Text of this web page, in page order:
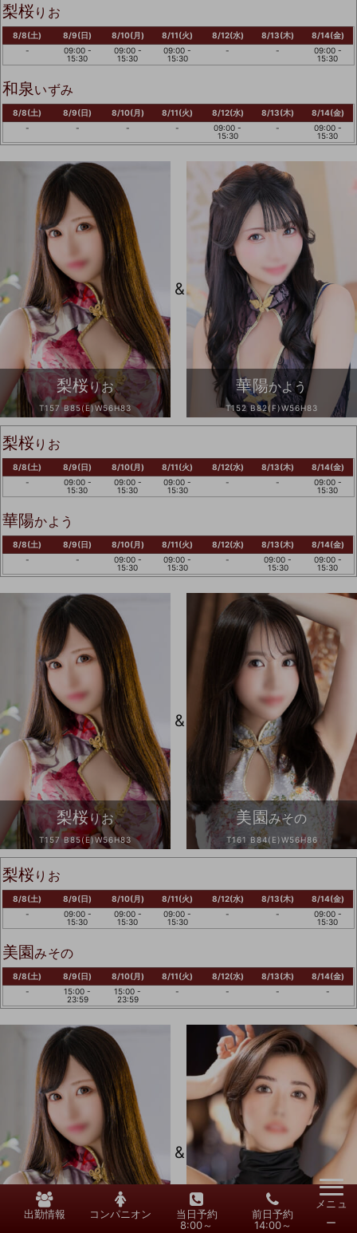
梨桜りお
8/8(土)
-
8/9(日)
09:00 -
15:30
8/10(月)
09:00 -
15:30
8/11(火)
09:00 -
15:30
8/12(水)
-
8/13(木)
-
8/14(金)
09:00 -
15:30
和泉いずみ
8/8(土)
-
8/9(日)
-
8/10(月)
-
8/11(火)
-
8/12(水)
09:00 -
15:30
8/13(木)
-
8/14(金)
09:00 -
15:30
梨桜りお
T157 B85(E)W56H83
&
華陽かよう
T152 B82(F)W56H83
梨桜りお
8/8(土)
-
8/9(日)
09:00 -
15:30
8/10(月)
09:00 -
15:30
8/11(火)
09:00 -
15:30
8/12(水)
-
8/13(木)
-
8/14(金)
09:00 -
15:30
華陽かよう
8/8(土)
-
8/9(日)
-
8/10(月)
09:00 -
15:30
8/11(火)
09:00 -
15:30
8/12(水)
-
8/13(木)
09:00 -
15:30
8/14(金)
09:00 -
15:30
梨桜りお
T157 B85(E)W56H83
&
美園みその
T161 B84(E)W56H86
梨桜りお
8/8(土)
-
8/9(日)
09:00 -
15:30
8/10(月)
09:00 -
15:30
8/11(火)
09:00 -
15:30
8/12(水)
-
8/13(木)
-
8/14(金)
09:00 -
15:30
美園みその
8/8(土)
-
8/9(日)
15:00 -
23:59
8/10(月)
15:00 -
23:59
8/11(火)
-
8/12(水)
-
8/13(木)
-
8/14(金)
-
&
メニュ
ー
出勤情報 コンパニオン
当日予約
8:00～
前日予約
14:00～